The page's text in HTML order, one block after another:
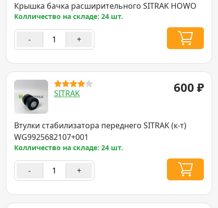
Крышка бачка расширительного SITRAK HOWO
Колличество на складе: 24 шт.
- +
SITRAK 600 ₽
Втулки стабилизатора переднего SITRAK (к-т)
WG9925682107+001
Колличество на складе: 24 шт.
- +